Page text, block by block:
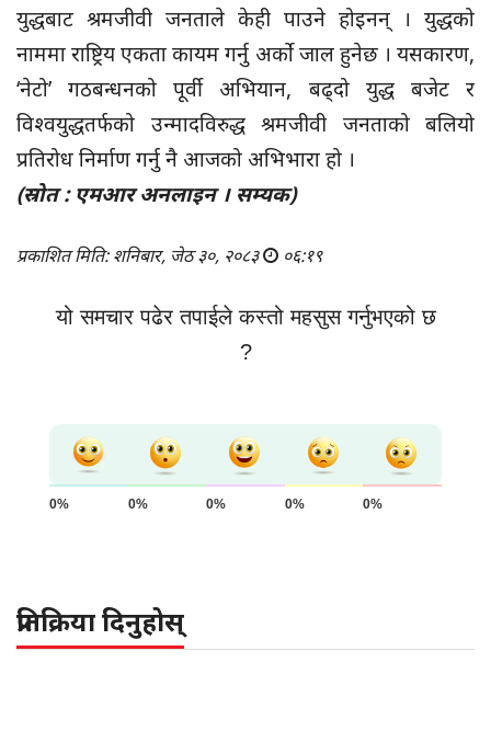
युद्धबाट श्रमजीवी जनताले केही पाउने होइनन् । युद्धको
नाममा राष्ट्रिय एकता कायम गर्नु अर्को जाल हुनेछ । यसकारण,
‘नेटो’ गठबन्धनको पूर्वी अभियान, बढ्दो युद्ध बजेट र
विश्वयुद्धतर्फको उन्मादविरुद्ध श्रमजीवी जनताको बलियो
प्रतिरोध निर्माण गर्नु नै आजको अभिभारा हो ।
(स्रोत : एमआर अनलाइन । सम्यक)
प्रकाशित मिति: शनिबार, जेठ ३०, २०८३ ०६:१९
यो समचार पढेर तपाईले कस्तो महसुस गर्नुभएको छ
?
0% 0% 0% 0% 0%
प्रतिक्रिया दिनुहोस्